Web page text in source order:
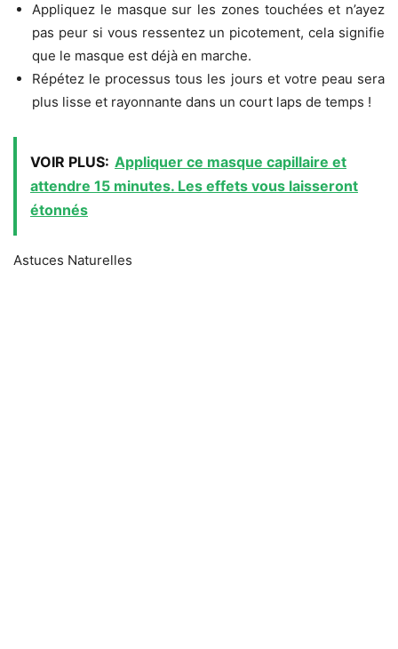
Appliquez le masque sur les zones touchées et n’ayez
pas peur si vous ressentez un picotement, cela signifie
que le masque est déjà en marche.
Répétez le processus tous les jours et votre peau sera
plus lisse et rayonnante dans un court laps de temps !
VOIR PLUS: Appliquer ce masque capillaire et
attendre 15 minutes. Les effets vous laisseront
étonnés
Astuces Naturelles